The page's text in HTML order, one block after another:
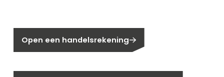
Open een handelsrekening